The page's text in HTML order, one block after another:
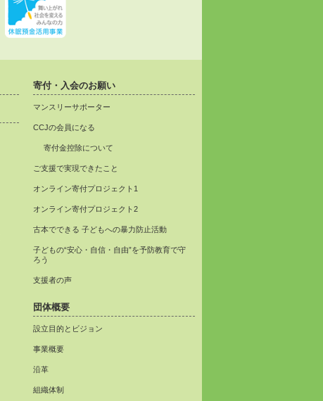
寄付・入会のお願い
マンスリーサポーター
CCJの会員になる
寄付金控除について
ご支援で実現できたこと
オンライン寄付プロジェクト1
オンライン寄付プロジェクト2
古本でできる 子どもへの暴力防止活動
子どもの“安心・自信・自由”を予防教育で守
ろう
支援者の声
団体概要
設立目的とビジョン
事業概要
沿革
組織体制